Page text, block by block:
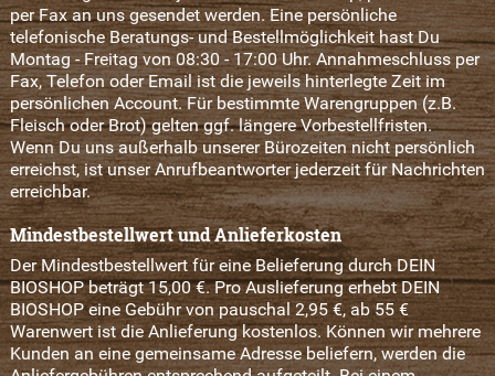
per Fax an uns gesendet werden. Eine persönliche
telefonische Beratungs- und Bestellmöglichkeit hast Du
Montag - Freitag von 08:30 - 17:00 Uhr. Annahmeschluss per
Fax, Telefon oder Email ist die jeweils hinterlegte Zeit im
persönlichen Account. Für bestimmte Warengruppen (z.B.
Fleisch oder Brot) gelten ggf. längere Vorbestellfristen.
Wenn Du uns außerhalb unserer Bürozeiten nicht persönlich
erreichst, ist unser Anrufbeantworter jederzeit für Nachrichten
erreichbar.
Mindestbestellwert und Anlieferkosten
Der Mindestbestellwert für eine Belieferung durch DEIN
BIOSHOP beträgt 15,00 €. Pro Auslieferung erhebt DEIN
BIOSHOP eine Gebühr von pauschal 2,95 €, ab 55 €
Warenwert ist die Anlieferung kostenlos. Können wir mehrere
Kunden an eine gemeinsame Adresse beliefern, werden die